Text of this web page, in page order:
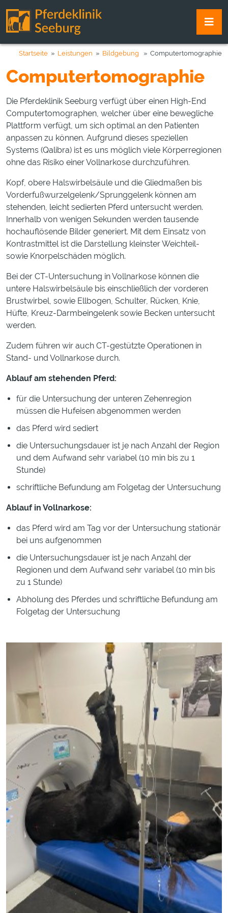
Startseite » Leistungen » Bildgebung » Computertomographie
Computertomographie
Die Pferdeklinik Seeburg verfügt über einen High-End
Computertomographen, welcher über eine bewegliche
Plattform verfügt, um sich optimal an den Patienten
anpassen zu können. Aufgrund dieses speziellen
Systems (Qalibra) ist es uns möglich viele Körperregionen
ohne das Risiko einer Vollnarkose durchzuführen.
Kopf, obere Halswirbelsäule und die Gliedmaßen bis
Vorderfußwurzelgelenk/Sprunggelenk können am
stehenden, leicht sedierten Pferd untersucht werden.
Innerhalb von wenigen Sekunden werden tausende
hochauflösende Bilder generiert. Mit dem Einsatz von
Kontrastmittel ist die Darstellung kleinster Weichteil-
sowie Knorpelschäden möglich.
Bei der CT-Untersuchung in Vollnarkose können die
untere Halswirbelsäule bis einschließlich der vorderen
Brustwirbel, sowie Ellbogen, Schulter, Rücken, Knie,
Hüfte, Kreuz-Darmbeingelenk sowie Becken untersucht
werden.
Zudem führen wir auch CT-gestützte Operationen in
Stand- und Vollnarkose durch.
Ablauf am stehenden Pferd:
für die Untersuchung der unteren Zehenregion
müssen die Hufeisen abgenommen werden
das Pferd wird sediert
die Untersuchungsdauer ist je nach Anzahl der Region
und dem Aufwand sehr variabel (10 min bis zu 1
Stunde)
schriftliche Befundung am Folgetag der Untersuchung
Ablauf in Vollnarkose:
das Pferd wird am Tag vor der Untersuchung stationär
bei uns aufgenommen
die Untersuchungsdauer ist je nach Anzahl der
Regionen und dem Aufwand sehr variabel (10 min bis
zu 1 Stunde)
Abholung des Pferdes und schriftliche Befundung am
Folgetag der Untersuchung